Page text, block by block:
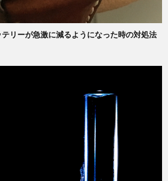
リーが急激に減るようになった時の対処法